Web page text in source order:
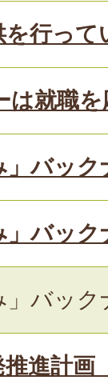
を行って
は就職
」バッ
」バッ
」バッ
進計画